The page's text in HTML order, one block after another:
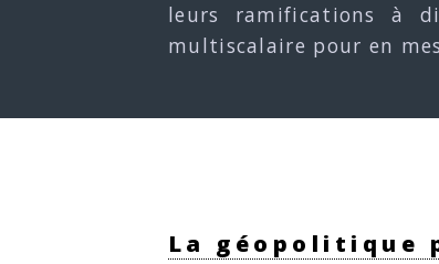
leurs ramifications à
multiscalaire pour en
La géopolitique